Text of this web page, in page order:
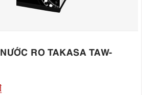
RO TAKASA TAW-